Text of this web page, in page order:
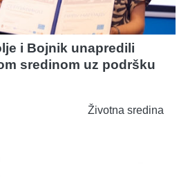
i Bojnik unapredili
sredinom uz podršku
Životna sredina